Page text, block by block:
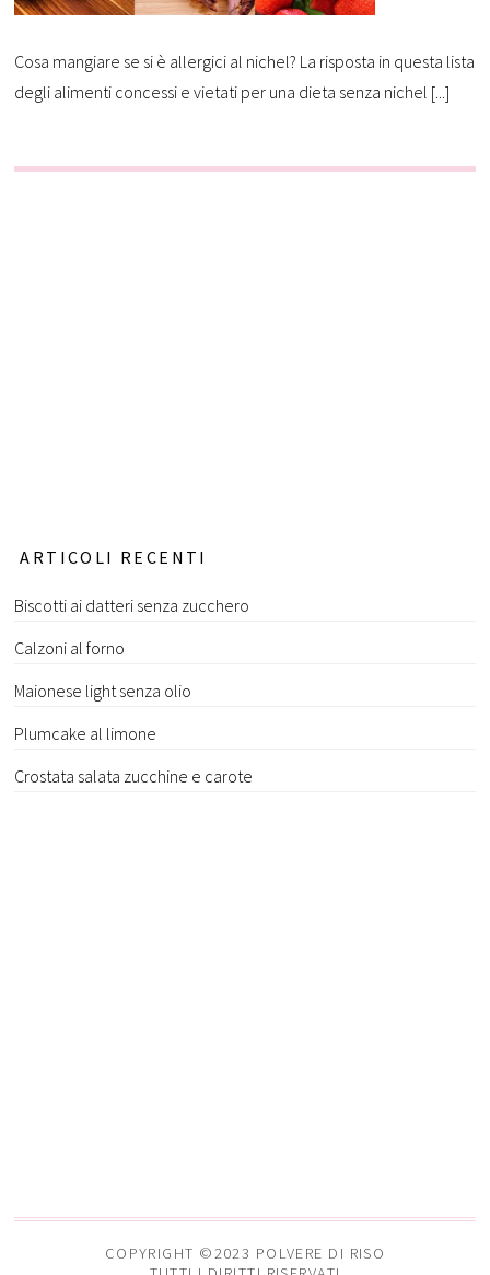
Cosa mangiare se si è allergici al nichel? La risposta in questa lista
degli alimenti concessi e vietati per una dieta senza nichel [...]
ARTICOLI RECENTI
Biscotti ai datteri senza zucchero
Calzoni al forno
Maionese light senza olio
Plumcake al limone
Crostata salata zucchine e carote
COPYRIGHT ©2023 POLVERE DI RISO